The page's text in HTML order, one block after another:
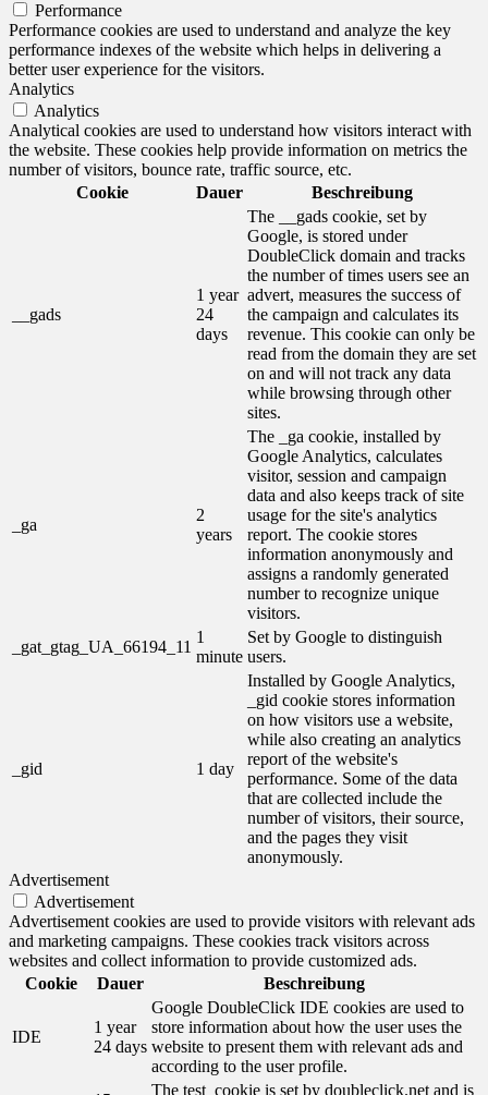
Performance
Performance cookies are used to understand and analyze the key
performance indexes of the website which helps in delivering a
better user experience for the visitors.
Analytics
Analytics
Analytical cookies are used to understand how visitors interact with
the website. These cookies help provide information on metrics the
number of visitors, bounce rate, traffic source, etc.
Cookie
Dauer Beschreibung
__gads
1 year
24
days
The __gads cookie, set by
Google, is stored under
DoubleClick domain and tracks
the number of times users see an
advert, measures the success of
the campaign and calculates its
revenue. This cookie can only be
read from the domain they are set
on and will not track any data
while browsing through other
sites.
_ga
2
years
The _ga cookie, installed by
Google Analytics, calculates
visitor, session and campaign
data and also keeps track of site
usage for the site's analytics
report. The cookie stores
information anonymously and
assigns a randomly generated
number to recognize unique
visitors.
_gat_gtag_UA_66194_11
1
minute
Set by Google to distinguish
users.
_gid 1 day
Installed by Google Analytics,
_gid cookie stores information
on how visitors use a website,
while also creating an analytics
report of the website's
performance. Some of the data
that are collected include the
number of visitors, their source,
and the pages they visit
anonymously.
Advertisement
Advertisement
Advertisement cookies are used to provide visitors with relevant ads
and marketing campaigns. These cookies track visitors across
websites and collect information to provide customized ads.
Cookie
Dauer Beschreibung
IDE
1 year
24 days
Google DoubleClick IDE cookies are used to
store information about how the user uses the
website to present them with relevant ads and
according to the user profile.
The test_cookie is set by doubleclick.net and is